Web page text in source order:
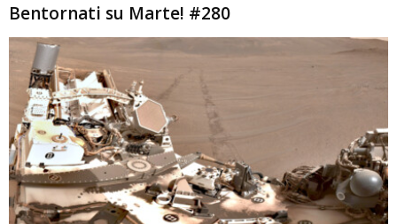
Bentornati su Marte! #280